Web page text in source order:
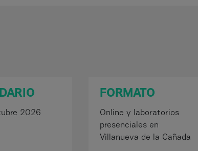
2026
FORMATO
Online y laboratorios
presenciales en
Villanueva de la Cañada